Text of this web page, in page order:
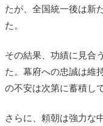
たが、全国統一後は新
た。
その結果、功績に見合
た。幕府への忠誠は維
の不安は次第に蓄積し
さらに、頼朝は強力な